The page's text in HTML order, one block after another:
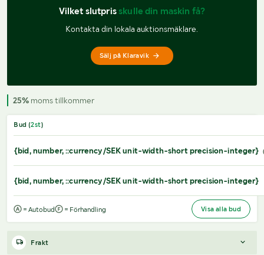
Vilket slutpris skulle din maskin få?
Kontakta din lokala auktionsmäklare.
Sälj på Klaravik
25% moms tillkommer
Bud (2st)
{bid, number, ::currency/SEK unit-width-short precision-integer}
{bid, number, ::currency/SEK unit-width-short precision-integer}
= Autobud = Förhandling Visa alla bud
Frakt